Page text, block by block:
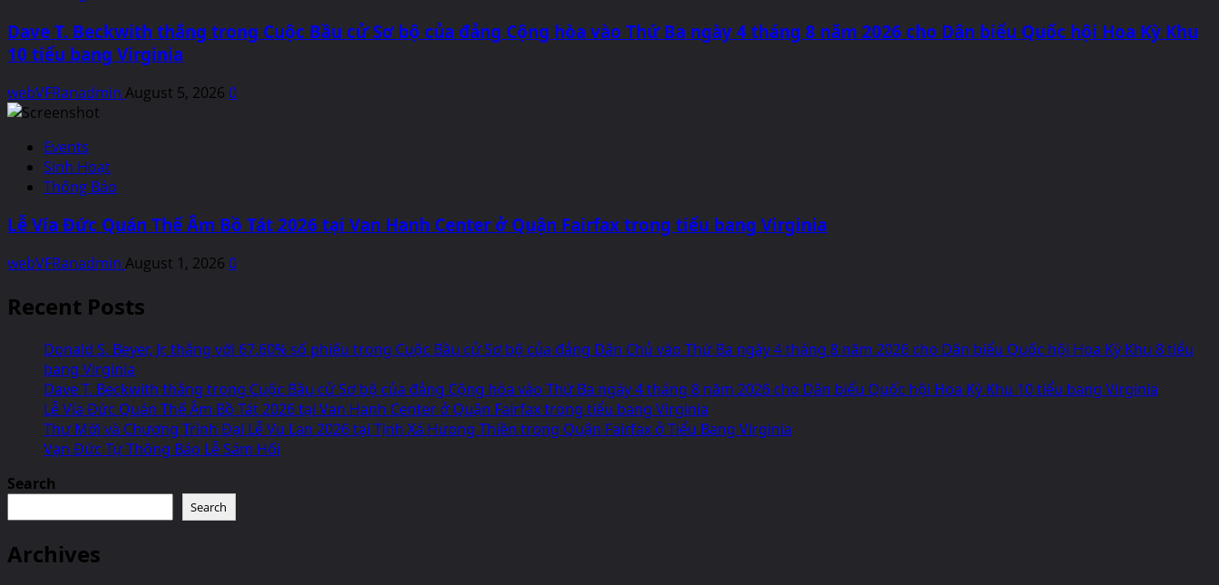
Dave T. Beckwith thắng trong Cuộc Bầu cử Sơ bộ của đảng Cộng hòa vào Thứ Ba ngày 4 tháng 8 năm 2026 cho Dân biểu Quốc hội Hoa Kỳ Khu
10 tiểu bang Virginia
webVFRanadmin August 5, 2026 0
Events
Sinh Hoạt
Thông Báo
Lễ Vía Đức Quán Thế Âm Bồ Tát 2026 tại Van Hanh Center ở Quận Fairfax trong tiểu bang Virginia
webVFRanadmin August 1, 2026 0
Recent Posts
Donald S. Beyer, Jr. thắng với 67.60% số phiếu trong Cuộc Bầu cử Sơ bộ của đảng Dân Chủ vào Thứ Ba ngày 4 tháng 8 năm 2026 cho Dân biểu Quốc hội Hoa Kỳ Khu 8 tiểu
bang Virginia
Dave T. Beckwith thắng trong Cuộc Bầu cử Sơ bộ của đảng Cộng hòa vào Thứ Ba ngày 4 tháng 8 năm 2026 cho Dân biểu Quốc hội Hoa Kỳ Khu 10 tiểu bang Virginia
Lễ Vía Đức Quán Thế Âm Bồ Tát 2026 tại Van Hanh Center ở Quận Fairfax trong tiểu bang Virginia
Thư Mời và Chương Trình Đại Lễ Vu Lan 2026 tại Tịnh Xá Hưong Thiền trong Quận Fairfax ở Tiểu Bang Virginia
Vạn Đức Tự Thông Báo Lễ Sám Hối
Search
Search
Archives